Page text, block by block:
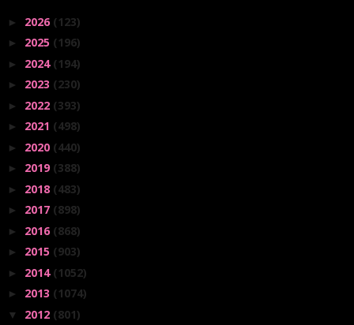
► 2026 (123)
► 2025 (196)
► 2024 (194)
► 2023 (230)
► 2022 (393)
► 2021 (498)
► 2020 (440)
► 2019 (388)
► 2018 (483)
► 2017 (898)
► 2016 (868)
► 2015 (903)
► 2014 (1052)
► 2013 (1074)
▼ 2012 (801)